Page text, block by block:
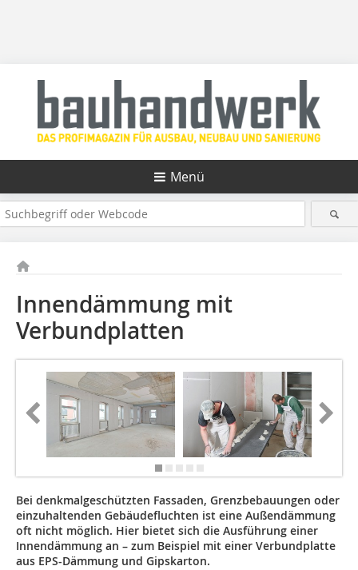
Menü
Innendämmung mit
Verbundplatten
Bei denkmalgeschützten Fassaden, Grenzbebauungen oder
einzuhaltenden Gebäudefluchten ist eine Außendämmung
oft nicht möglich. Hier bietet sich die Ausführung einer
Innendämmung an – zum Beispiel mit einer Verbundplatte
aus EPS-Dämmung und Gipskarton.